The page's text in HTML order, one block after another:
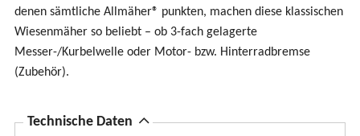
denen sämtliche Allmäher® punkten, machen diese klassischen
Wiesenmäher so beliebt – ob 3-fach gelagerte
Messer-/Kurbelwelle oder Motor- bzw. Hinterradbremse
(Zubehör).
A
Technische Daten